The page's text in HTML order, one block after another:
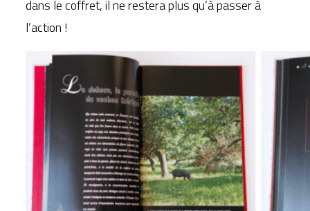
dans le coffret, il ne restera plus qu’à passer à
l’action !